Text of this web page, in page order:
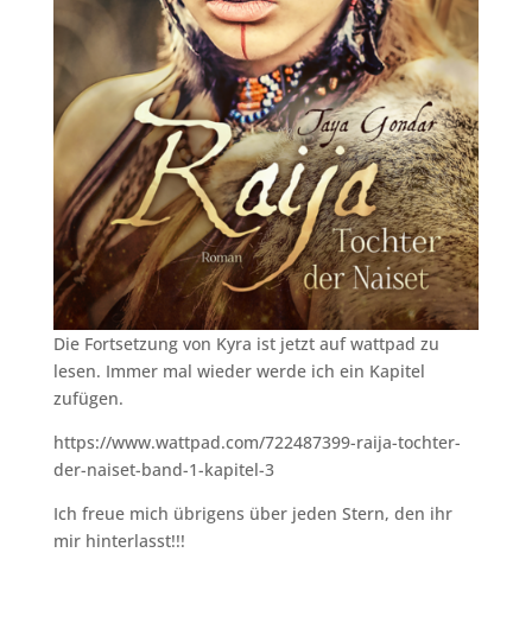
Die Fortsetzung von Kyra ist jetzt auf wattpad zu
lesen. Immer mal wieder werde ich ein Kapitel
zufügen.
https://www.wattpad.com/722487399-raija-tochter-
der-naiset-band-1-kapitel-3
Ich freue mich übrigens über jeden Stern, den ihr
mir hinterlasst!!!